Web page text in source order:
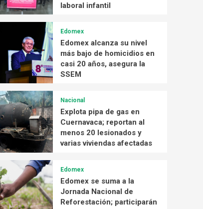
laboral infantil
Edomex
Edomex alcanza su nivel
más bajo de homicidios en
casi 20 años, asegura la
SSEM
Nacional
Explota pipa de gas en
Cuernavaca; reportan al
menos 20 lesionados y
varias viviendas afectadas
Edomex
Edomex se suma a la
Jornada Nacional de
Reforestación; participarán